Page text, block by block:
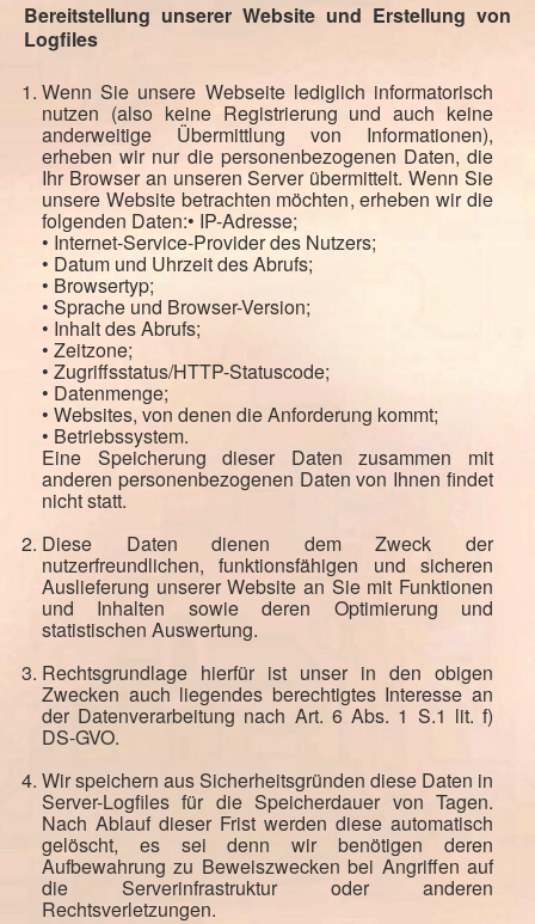
Bereitstellung unserer Website und Erstellung von
Logfiles
Wenn Sie unsere Webseite lediglich informatorisch
nutzen (also keine Registrierung und auch keine
anderweitige Übermittlung von Informationen),
erheben wir nur die personenbezogenen Daten, die
Ihr Browser an unseren Server übermittelt. Wenn Sie
unsere Website betrachten möchten, erheben wir die
folgenden Daten:• IP-Adresse;
• Internet-Service-Provider des Nutzers;
• Datum und Uhrzeit des Abrufs;
• Browsertyp;
• Sprache und Browser-Version;
• Inhalt des Abrufs;
• Zeitzone;
• Zugriffsstatus/HTTP-Statuscode;
• Datenmenge;
• Websites, von denen die Anforderung kommt;
• Betriebssystem.
Eine Speicherung dieser Daten zusammen mit
anderen personenbezogenen Daten von Ihnen findet
nicht statt.
Diese Daten dienen dem Zweck der
nutzerfreundlichen, funktionsfähigen und sicheren
Auslieferung unserer Website an Sie mit Funktionen
und Inhalten sowie deren Optimierung und
statistischen Auswertung.
Rechtsgrundlage hierfür ist unser in den obigen
Zwecken auch liegendes berechtigtes Interesse an
der Datenverarbeitung nach Art. 6 Abs. 1 S.1 lit. f)
DS-GVO.
Wir speichern aus Sicherheitsgründen diese Daten in
Server-Logfiles für die Speicherdauer von Tagen.
Nach Ablauf dieser Frist werden diese automatisch
gelöscht, es sei denn wir benötigen deren
Aufbewahrung zu Beweiszwecken bei Angriffen auf
die Serverinfrastruktur oder anderen
Rechtsverletzungen.